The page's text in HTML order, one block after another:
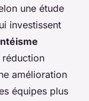
une étude
investissent
amélioration
équipes plus